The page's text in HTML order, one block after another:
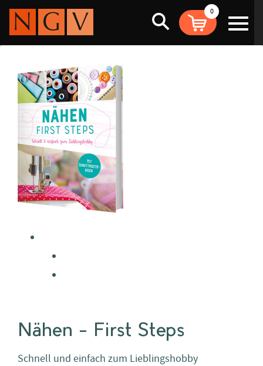
0
Nähen - First Steps
Schnell und einfach zum Lieblingshobby